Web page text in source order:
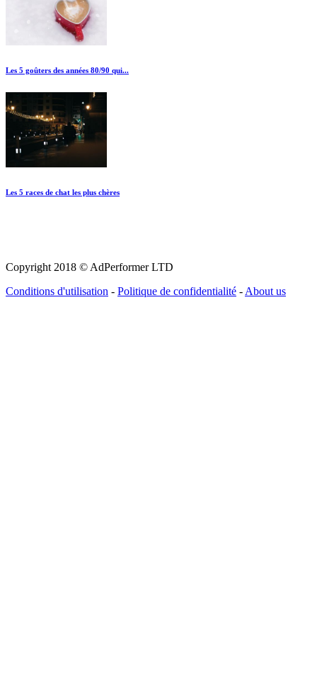
Les 5 goûters des années 80/90 qui...
Les 5 races de chat les plus chères
Copyright 2018 © AdPerformer LTD
Conditions d'utilisation - Politique de confidentialité - About us